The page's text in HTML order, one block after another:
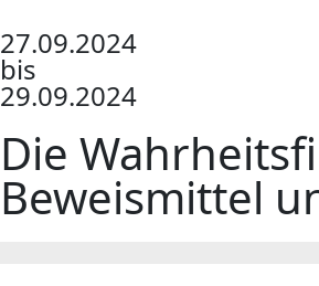
27.09.2024
bis
29.09.2024
Die
Beweismittel